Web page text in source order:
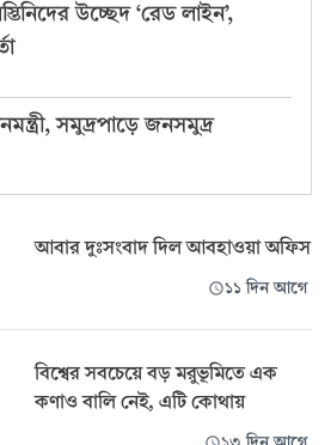
উচ্ছেদ ‘রেড লাইন’,
সমুদ্রপাড়ে জনসমুদ্র
আবার দুঃসংবাদ দিল আবহাওয়া অফিস
১১ দিন আগে
বিশ্বের সবচেয়ে বড় মরুভূমিতে এক
কণাও বালি নেই, এটি কোথায়